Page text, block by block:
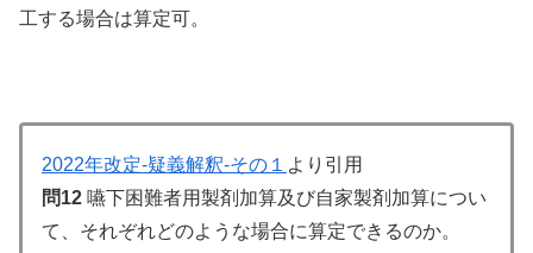
工する場合は算定可。
2022年改定-疑義解釈-その１ より引用
問12 嚥下困難者用製剤加算及び自家製剤加算につい
て、それぞれどのような場合に算定できるのか。